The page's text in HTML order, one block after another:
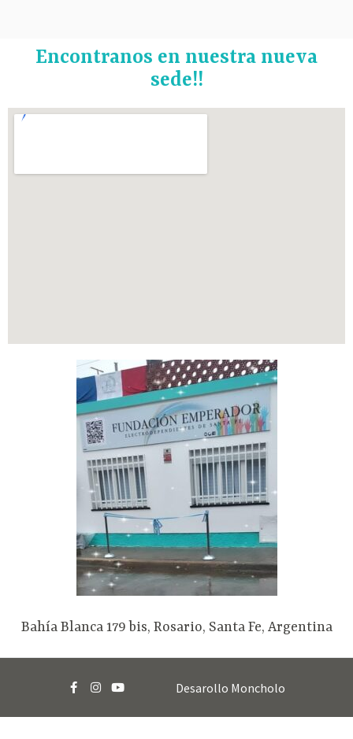
Encontranos en nuestra nueva
sede!!
Bahía Blanca 179 bis, Rosario, Santa Fe, Argentina
Desarollo Moncholo